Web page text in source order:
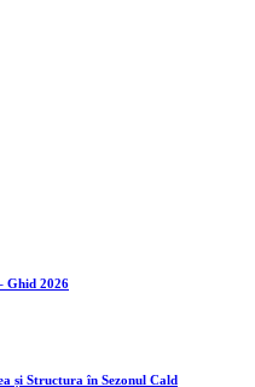
Ghid 2026
și Structura în Sezonul Cald